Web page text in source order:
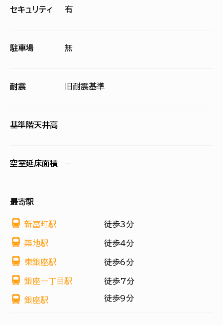
セキュリティ 有
駐車場 無
耐震 旧耐震基準
基準階天井高
空室延床面積 −
最寄駅
新富町駅 徒歩3分
築地駅 徒歩4分
東銀座駅 徒歩6分
銀座一丁目駅 徒歩7分
銀座駅 徒歩9分